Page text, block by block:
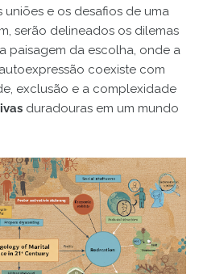
e os desafios de uma
serão delineados os dilemas
paisagem da escolha, onde a
coexiste com
exclusão e a complexidade
duradouras em um mundo